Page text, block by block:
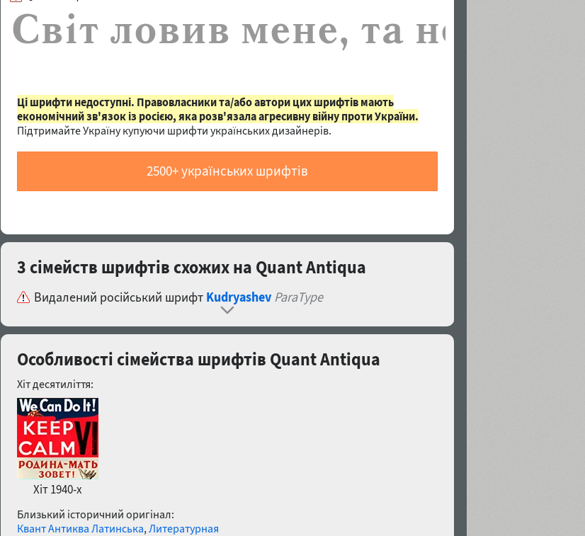
Ці шрифти недоступні. Правовласники та/або автори цих шрифтів мають
економічний зв'язок із росією, яка розв'язала агресивну війну проти України.
Підтримайте Україну купуючи шрифти українських дизайнерів.
2500+ українських шрифтів
3 сімейств шрифтів схожих на Quant Antiqua
Видалений російський шрифт Kudryashev ParaType
Особливості сімейства шрифтів Quant Antiqua
Хіт десятиліття:
Хіт 1940-х
Близький історичний оригінал:
Квант Антиква Латинська,Литературная